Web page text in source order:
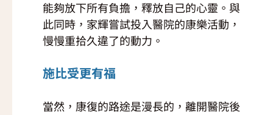
能夠放下所有負擔，釋放自己的心靈。與
此同時，家輝嘗試投入醫院的康樂活動，
慢慢重拾久違了的動力。
施比受更有福
當然，康復的路途是漫長的，離開醫院後